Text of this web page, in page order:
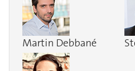
Martin Debbané